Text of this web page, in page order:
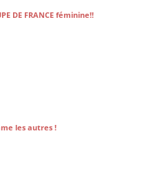
DE FRANCE féminine!!
les autres !